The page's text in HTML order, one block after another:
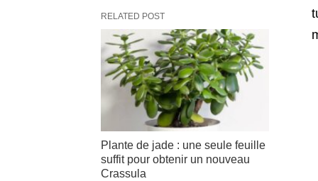
RELATED POST
Plante de jade : une seule feuille
suffit pour obtenir un nouveau
Crassula